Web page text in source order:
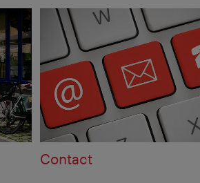
Contact